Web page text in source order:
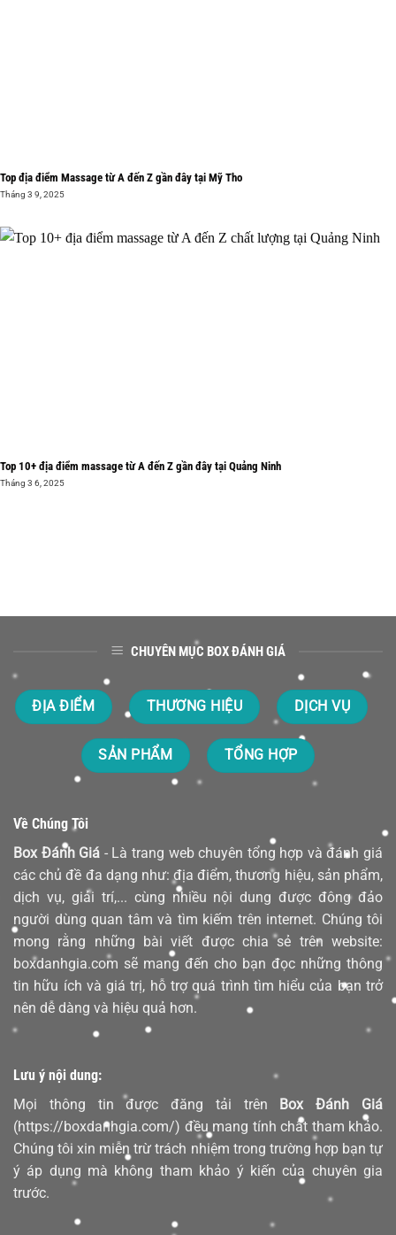
Top địa điểm Massage từ A đến Z gần đây tại Mỹ Tho
Tháng 3 9, 2025
Top 10+ địa điểm massage từ A đến Z gần đây tại Quảng Ninh
Tháng 3 6, 2025
CHUYÊN MỤC BOX ĐÁNH GIÁ
ĐỊA ĐIỂM THƯƠNG HIỆU DỊCH VỤ
SẢN PHẨM TỔNG HỢP
Về Chúng Tôi
Box Đánh Giá - Là trang web chuyên tổng hợp và đánh giá
các chủ đề đa dạng như: địa điểm, thương hiệu, sản phẩm,
dịch vụ, giải trí,... cùng nhiều nội dung được đông đảo
người dùng quan tâm và tìm kiếm trên internet. Chúng tôi
mong rằng những bài viết được chia sẻ trên website:
boxdanhgia.com sẽ mang đến cho bạn đọc những thông
tin hữu ích và giá trị, hỗ trợ quá trình tìm hiểu của bạn trở
nên dễ dàng và hiệu quả hơn.
Lưu ý nội dung:
Mọi thông tin được đăng tải trên
Box Đánh Giá
(https://boxdanhgia.com/) đều mang tính chất tham khảo.
Chúng tôi xin miễn trừ trách nhiệm trong trường hợp bạn tự
ý áp dụng mà không tham khảo ý kiến của chuyên gia
trước.